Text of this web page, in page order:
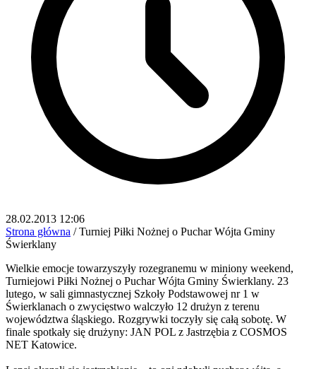
28.02.2013 12:06
Strona główna / Turniej Piłki Nożnej o Puchar Wójta Gminy
Świerklany
Wielkie emocje towarzyszyły rozegranemu w miniony weekend,
Turniejowi Piłki Nożnej o Puchar Wójta Gminy Świerklany. 23
lutego, w sali gimnastycznej Szkoły Podstawowej nr 1 w
Świerklanach o zwycięstwo walczyło 12 drużyn z terenu
województwa śląskiego. Rozgrywki toczyły się całą sobotę. W
finale spotkały się drużyny: JAN POL z Jastrzębia z COSMOS
NET Katowice.